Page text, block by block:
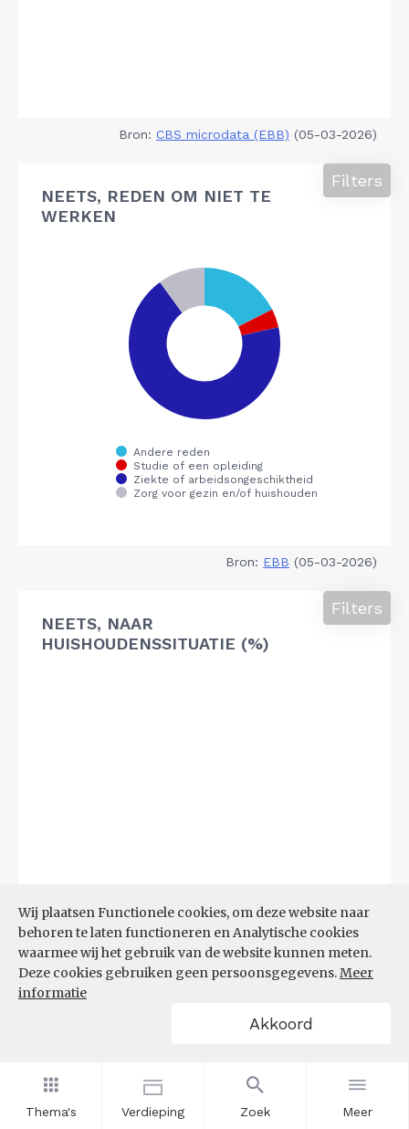
Thema's Verdieping Zoek Meer
Wij plaatsen Functionele cookies, om deze website naar
behoren te laten functioneren en Analytische cookies
waarmee wij het gebruik van de website kunnen meten.
Deze cookies gebruiken geen persoonsgegevens.Meer
informatie
Akkoord
Bron: CBS microdata (EBB) (05-03-2026)
NEETS, REDEN OM NIET TE
WERKEN
Filters
Bron: EBB (05-03-2026)
NEETS, NAAR
HUISHOUDENSSITUATIE (%)
Filters